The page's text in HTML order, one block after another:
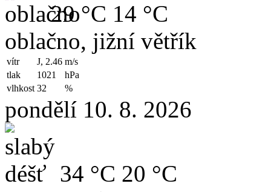
29 °C 14 °C
oblačno, jižní větřík
vítr J, 2.46 m/s
tlak
1021
hPa
vlhkost 32 %
pondělí 10. 8. 2026
34 °C 20 °C